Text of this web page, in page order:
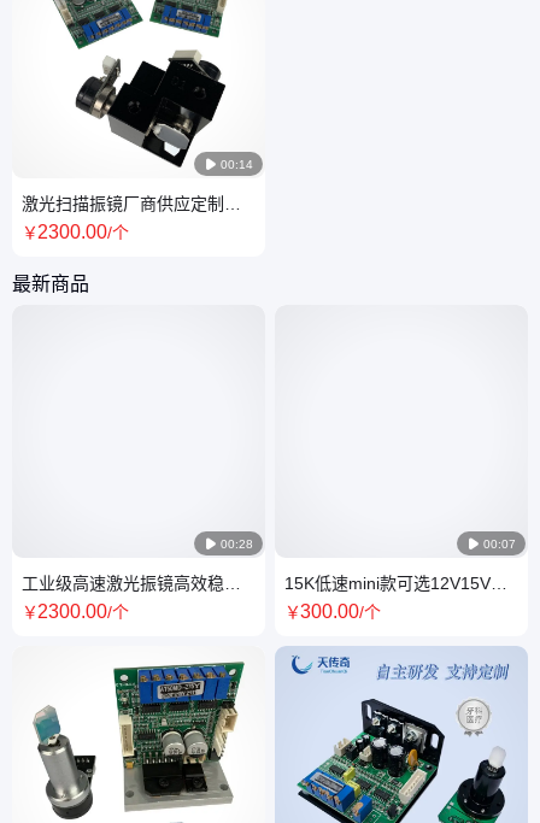
 00:14
激光扫描振镜厂商供应定制高
精度高速率温漂稳定
￥2300.00/个
最新商品
 00:28
工业级高速激光振镜高效稳定
适用于多种应用
￥2300.00/个
 00:07
15K低速mini款可选12V15V二
合一驱动板扫描振镜
￥300.00/个